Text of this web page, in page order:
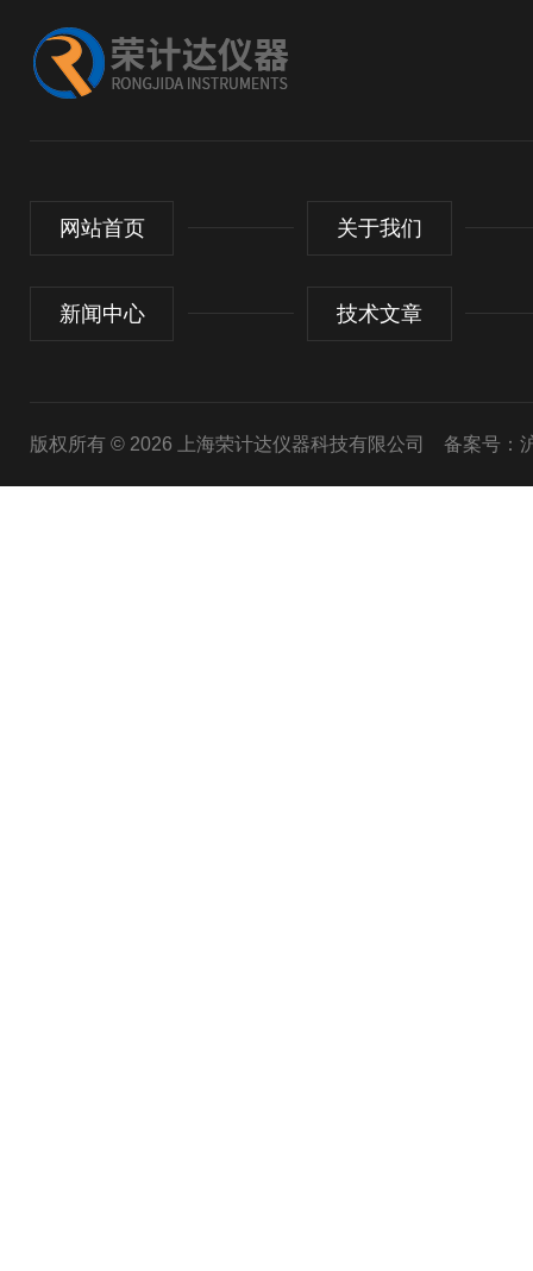
网站首页 关于我们
新闻中心 技术文章
版权所有 © 2026 上海荣计达仪器科技有限公司 备案号：